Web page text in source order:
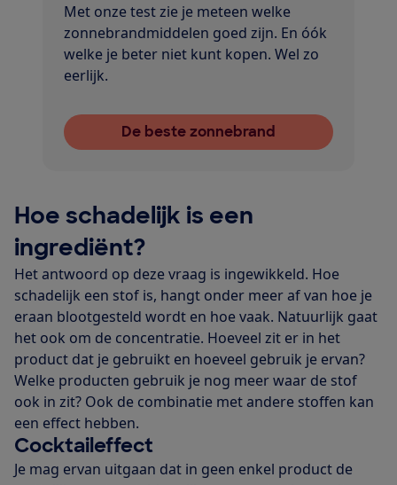
Met onze test zie je meteen welke
zonnebrandmiddelen goed zijn. En óók
welke je beter niet kunt kopen. Wel zo
eerlijk.
De beste zonnebrand
Hoe schadelijk is een
ingrediënt?
Het antwoord op deze vraag is ingewikkeld. Hoe
schadelijk een stof is, hangt onder meer af van hoe je
eraan blootgesteld wordt en hoe vaak. Natuurlijk gaat
het ook om de concentratie. Hoeveel zit er in het
product dat je gebruikt en hoeveel gebruik je ervan?
Welke producten gebruik je nog meer waar de stof
ook in zit? Ook de combinatie met andere stoffen kan
een effect hebben.
Cocktaileffect
Je mag ervan uitgaan dat in geen enkel product de